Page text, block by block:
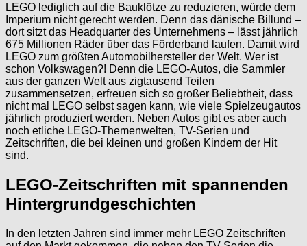
LEGO lediglich auf die Bauklötze zu reduzieren, würde dem
Imperium nicht gerecht werden. Denn das dänische Billund –
dort sitzt das Headquarter des Unternehmens – lässt jährlich
675 Millionen Räder über das Förderband laufen. Damit wird
LEGO zum größten Automobilhersteller der Welt. Wer ist
schon Volkswagen?! Denn die LEGO-Autos, die Sammler
aus der ganzen Welt aus zigtausend Teilen
zusammensetzen, erfreuen sich so großer Beliebtheit, dass
nicht mal LEGO selbst sagen kann, wie viele Spielzeugautos
jährlich produziert werden. Neben Autos gibt es aber auch
noch etliche LEGO-Themenwelten, TV-Serien und
Zeitschriften, die bei kleinen und großen Kindern der Hit
sind.
LEGO-Zeitschriften mit spannenden
Hintergrundgeschichten
In den letzten Jahren sind immer mehr LEGO Zeitschriften